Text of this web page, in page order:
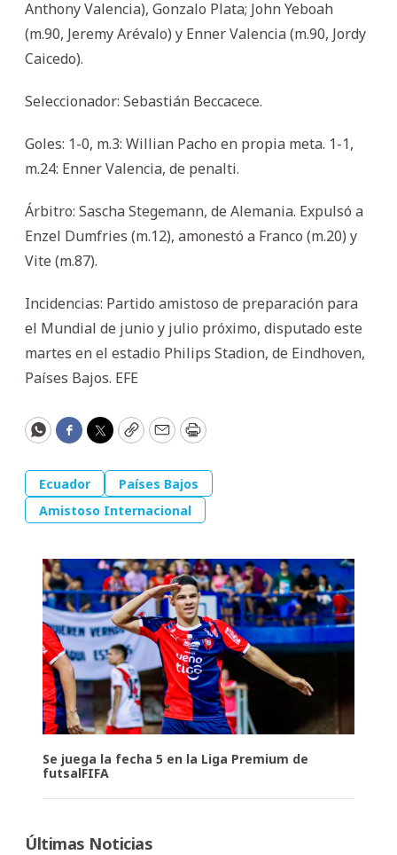
Anthony Valencia), Gonzalo Plata; John Yeboah
(m.90, Jeremy Arévalo) y Enner Valencia (m.90, Jordy
Caicedo).
Seleccionador: Sebastián Beccacece.
Goles: 1-0, m.3: Willian Pacho en propia meta. 1-1,
m.24: Enner Valencia, de penalti.
Árbitro: Sascha Stegemann, de Alemania. Expulsó a
Enzel Dumfries (m.12), amonestó a Franco (m.20) y
Vite (m.87).
Incidencias: Partido amistoso de preparación para
el Mundial de junio y julio próximo, disputado este
martes en el estadio Philips Stadion, de Eindhoven,
Países Bajos. EFE
WhatsApp
Facebook
Twitter
CopyEmailPrint
Ecuador
Países Bajos
Amistoso Internacional
Se juega la fecha 5 en la Liga Premium de
futsalFIFA
Últimas Noticias